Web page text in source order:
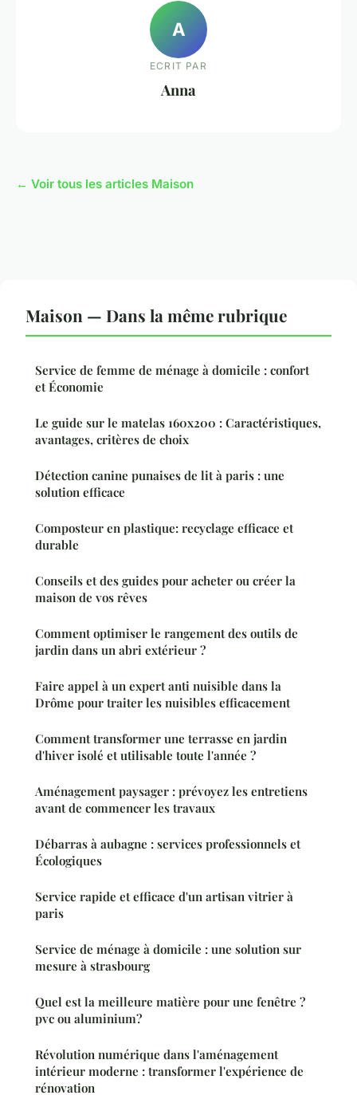
A
ECRIT PAR
Anna
← Voir tous les articles Maison
Maison — Dans la même rubrique
Service de femme de ménage à domicile : confort
et Économie
Le guide sur le matelas 160x200 : Caractéristiques,
avantages, critères de choix
Détection canine punaises de lit à paris : une
solution efficace
Composteur en plastique: recyclage efficace et
durable
Conseils et des guides pour acheter ou créer la
maison de vos rêves
Comment optimiser le rangement des outils de
jardin dans un abri extérieur ?
Faire appel à un expert anti nuisible dans la
Drôme pour traiter les nuisibles efficacement
Comment transformer une terrasse en jardin
d'hiver isolé et utilisable toute l'année ?
Aménagement paysager : prévoyez les entretiens
avant de commencer les travaux
Débarras à aubagne : services professionnels et
Écologiques
Service rapide et efficace d'un artisan vitrier à
paris
Service de ménage à domicile : une solution sur
mesure à strasbourg
Quel est la meilleure matière pour une fenêtre ?
pvc ou aluminium?
Révolution numérique dans l'aménagement
intérieur moderne : transformer l'expérience de
rénovation